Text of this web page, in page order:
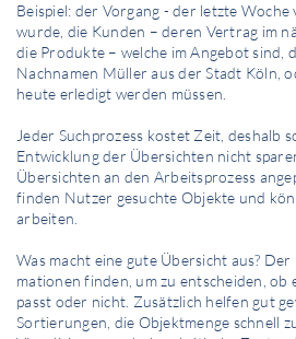
Beispiel: der Vorgang - der letzte
wurde, die Kunden – deren Vertrag im
die Produkte – welche im Angebot sind,
Nachnamen Müller aus der Stadt Köln,
heute erledigt werden müssen.
Jeder Suchprozess kostet Zeit, deshalb
Entwicklung der Übersichten nicht
Übersichten an den Arbeitsprozess
finden Nutzer gesuchte Objekte und
arbeiten.
Was macht eine gute Übersicht aus?
mationen finden, um zu entscheiden, ob
passt oder nicht. Zusätzlich helfen gut
Sortierungen, die Objektmenge schnell